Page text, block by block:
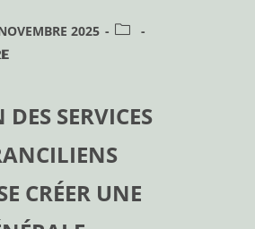
2025
SERVICES
CRÉER UNE